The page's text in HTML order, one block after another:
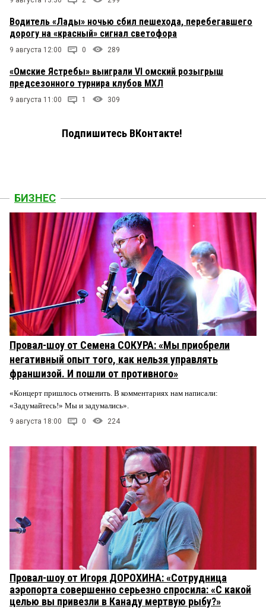
Водитель «Лады» ночью сбил пешехода, перебегавшего
дорогу на «красный» сигнал светофора
9 августа 12:00 0 289
«Омские Ястребы» выиграли VI омский розыгрыш
предсезонного турнира клубов МХЛ
9 августа 11:00 1 309
Подпишитесь ВКонтакте!
БИЗНЕС
Провал-шоу от Семена СОКУРА: «Мы приобрели
негативный опыт того, как нельзя управлять
франшизой. И пошли от противного»
«Концерт пришлось отменить. В комментариях нам написали:
«Задумайтесь!» Мы и задумались».
9 августа 18:00 0 224
Провал-шоу от Игоря ДОРОХИНА: «Сотрудница
аэропорта совершенно серьезно спросила: «С какой
целью вы привезли в Канаду мертвую рыбу?»